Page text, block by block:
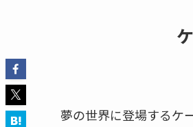
夢の世界に登場するケー